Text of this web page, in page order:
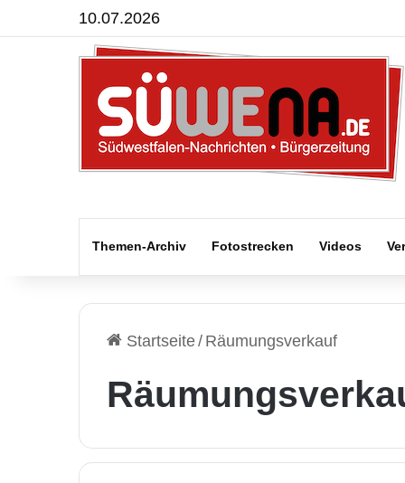
10.07.2026
Themen-Archiv Fotostrecken Videos
Startseite/ Räumungsverkauf